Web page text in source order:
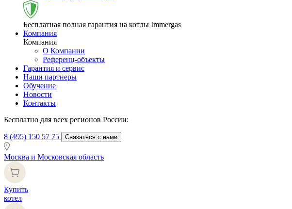
Бесплатная полная гарантия на котлы Immergas
Компания
Компания
О Компании
Референц-объекты
Гарантия и сервис
Наши партнеры
Обучение
Новости
Контакты
Бесплатно для всех регионов России:
8 (495) 150 57 75 Связаться с нами
Москва и Московская область
Купить
котел